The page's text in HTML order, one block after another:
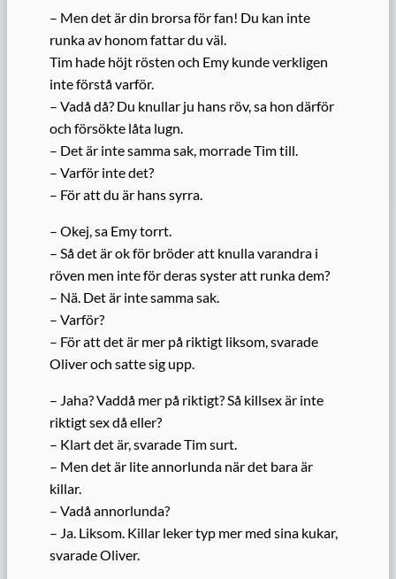
– Men det är din brorsa för fan! Du kan inte
runka av honom fattar du väl.
Tim hade höjt rösten och Emy kunde verkligen
inte förstå varför.
– Vadå då? Du knullar ju hans röv, sa hon därför
och försökte låta lugn.
– Det är inte samma sak, morrade Tim till.
– Varför inte det?
– För att du är hans syrra.
– Okej, sa Emy torrt.
– Så det är ok för bröder att knulla varandra i
röven men inte för deras syster att runka dem?
– Nä. Det är inte samma sak.
– Varför?
– För att det är mer på riktigt liksom, svarade
Oliver och satte sig upp.
– Jaha? Vaddå mer på riktigt? Så killsex är inte
riktigt sex då eller?
– Klart det är, svarade Tim surt.
– Men det är lite annorlunda när det bara är
killar.
– Vadå annorlunda?
– Ja. Liksom. Killar leker typ mer med sina kukar,
svarade Oliver.